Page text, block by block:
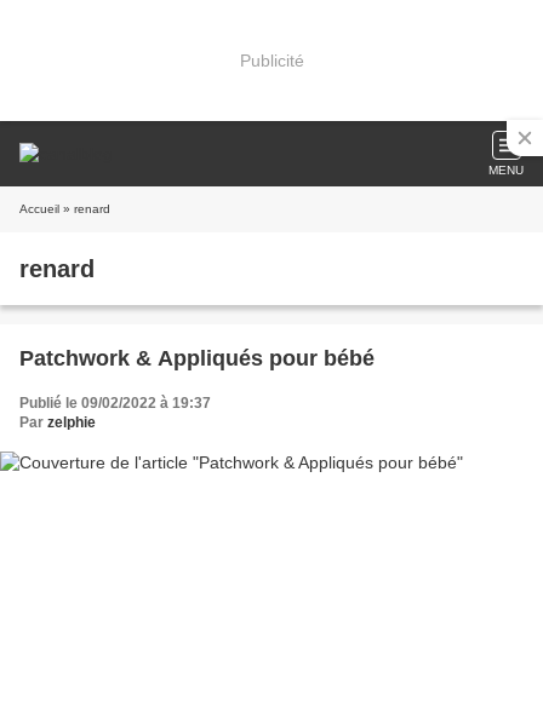
Publicité
MENU
Accueil » renard
renard
Patchwork & Appliqués pour bébé
Publié le 09/02/2022 à 19:37
Par zelphie